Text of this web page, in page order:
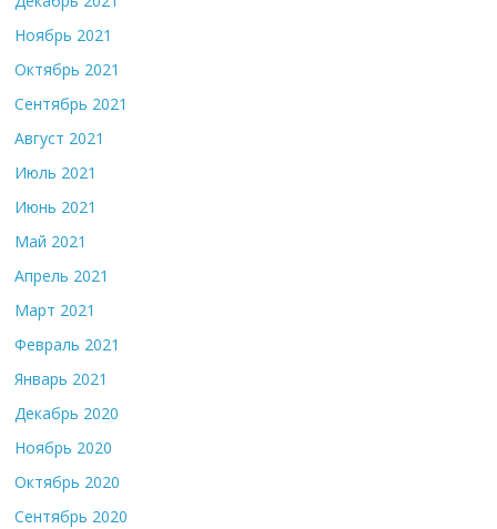
Ноябрь 2021
Октябрь 2021
Сентябрь 2021
Август 2021
Июль 2021
Июнь 2021
Май 2021
Апрель 2021
Март 2021
Февраль 2021
Январь 2021
Декабрь 2020
Ноябрь 2020
Октябрь 2020
Сентябрь 2020